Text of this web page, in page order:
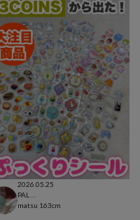
2026.05.25
matsu 163cm